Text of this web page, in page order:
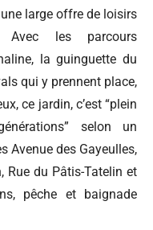
large offre de loisirs
Avec les parcours
la guinguette du
qui y prennent place,
ce jardin, c’est “plein
selon un
Avenue des Gayeulles,
Rue du Pâtis-Tatelin et
pêche et baignade